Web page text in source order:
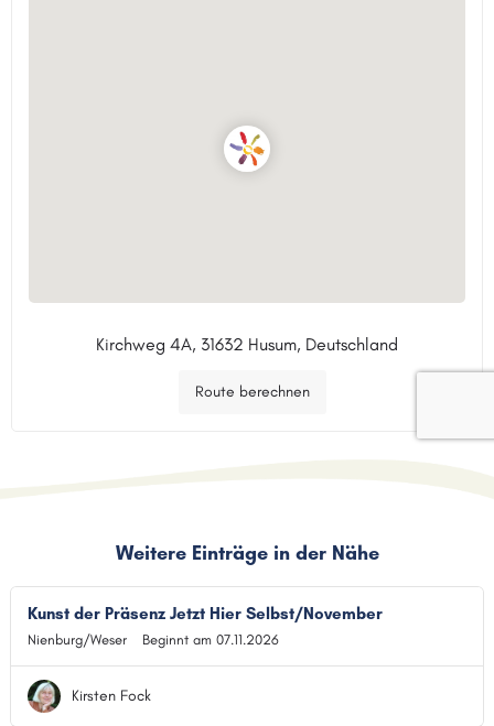
Kirchweg 4A, 31632 Husum, Deutschland
Route berechnen
Weitere Einträge in der Nähe
Kunst der Präsenz Jetzt Hier Selbst/November
Nienburg/Weser Beginnt am 07.11.2026
Kirsten Fock